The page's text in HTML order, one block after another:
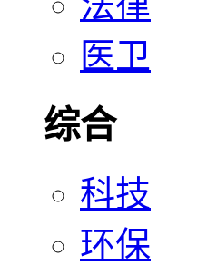
医卫
综合
科技
环保